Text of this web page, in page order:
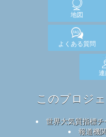
地図
よくある質問
このプロジ
世界大気質指標
報道機